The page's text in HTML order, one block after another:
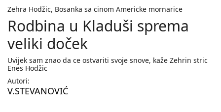
Zehra Hodžic, Bosanka sa cinom Americke mornarice
Rodbina u Kladuši sprema
veliki doček
Uvijek sam znao da ce ostvariti svoje snove, kaže Zehrin stric
Enes Hodžic
Autori:
V.STEVANOVIĆ